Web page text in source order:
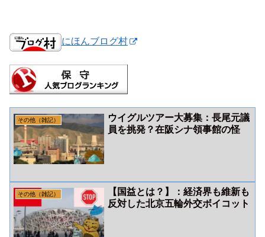
にほんブログ村
その他（雑記）
ウイグルツアー大募集：長尾元議
員を挑発？在阪シナ領事館の怪
その他（雑記）
【国益とは？】：経済界も維新も
反対した北京五輪外交ボイコット